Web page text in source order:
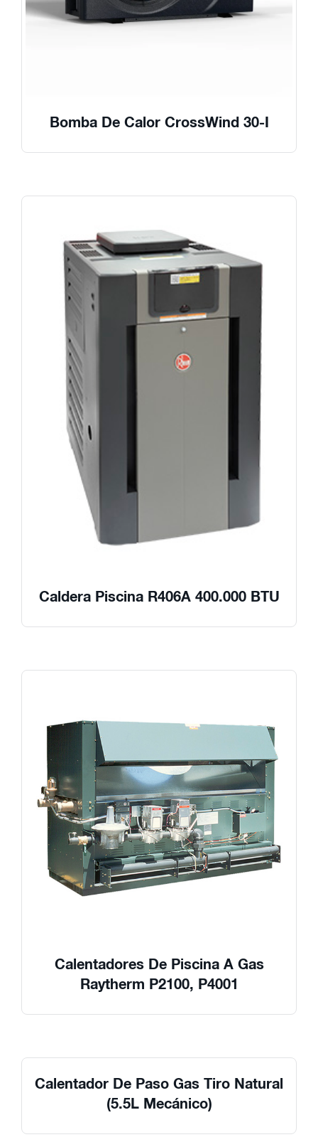
Bomba De Calor CrossWind 30-I
Caldera Piscina R406A 400.000 BTU
Calentadores De Piscina A Gas
Raytherm P2100, P4001
Calentador De Paso Gas Tiro Natural
(5.5L Mecánico)